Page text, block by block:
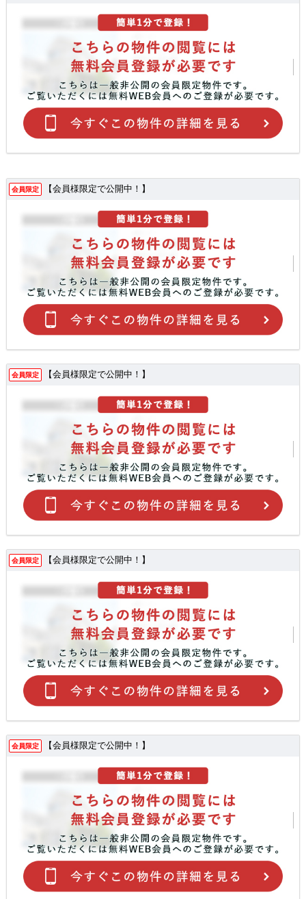
会員限定 【会員様限定で公開中！】
会員限定 【会員様限定で公開中！】
会員限定 【会員様限定で公開中！】
会員限定 【会員様限定で公開中！】